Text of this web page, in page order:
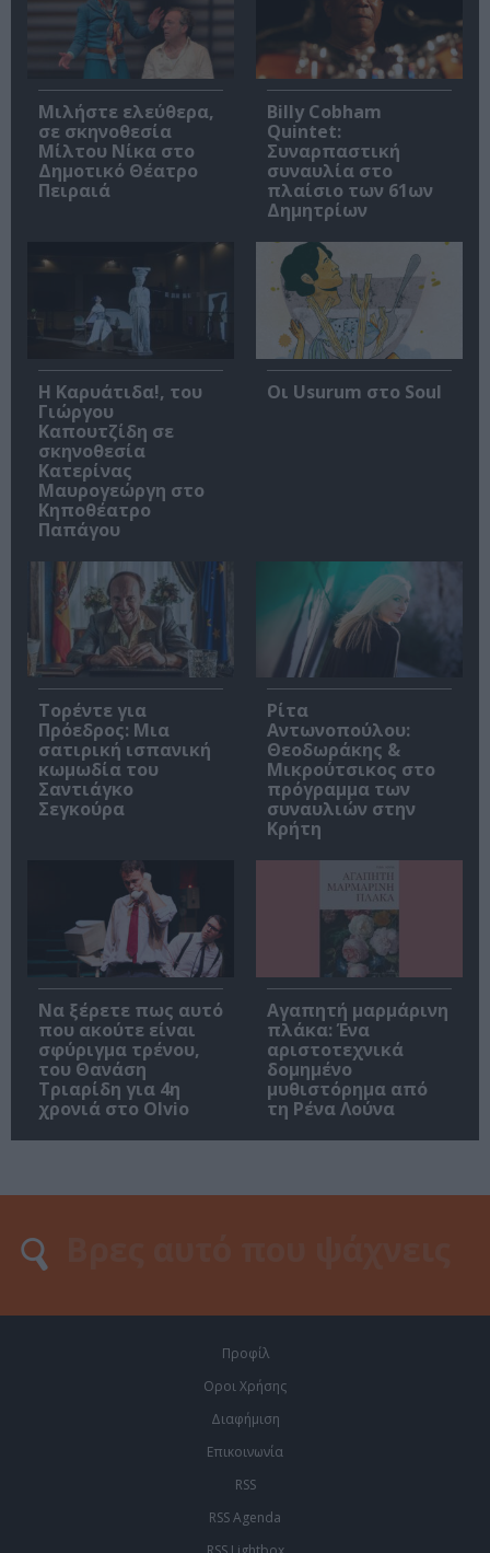
Μιλήστε ελεύθερα,
σε σκηνοθεσία
Μίλτου Νίκα στο
Δημοτικό Θέατρο
Πειραιά
Billy Cobham
Quintet:
Συναρπαστική
συναυλία στο
πλαίσιο των 61ων
Δημητρίων
Η Καρυάτιδα!, του
Γιώργου
Καπουτζίδη σε
σκηνοθεσία
Κατερίνας
Μαυρογεώργη στο
Κηποθέατρο
Παπάγου
Οι Usurum στο Soul
Τορέντε για
Πρόεδρος: Μια
σατιρική ισπανική
κωμωδία του
Σαντιάγκο
Σεγκούρα
Ρίτα
Αντωνοπούλου:
Θεοδωράκης &
Μικρούτσικος στο
πρόγραμμα των
συναυλιών στην
Κρήτη
Να ξέρετε πως αυτό
που ακούτε είναι
σφύριγμα τρένου,
του Θανάση
Τριαρίδη για 4η
χρονιά στο Olvio
Αγαπητή μαρμάρινη
πλάκα: Ένα
αριστοτεχνικά
δομημένο
μυθιστόρημα από
τη Ρένα Λούνα
Προφίλ
Οροι Χρήσης
Διαφήμιση
Επικοινωνία
RSS
RSS Agenda